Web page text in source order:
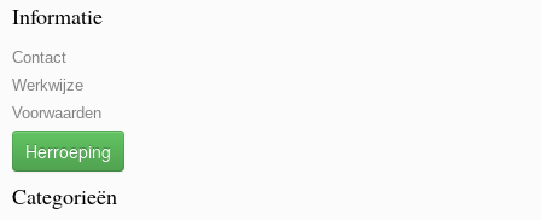
Informatie
Contact
Werkwijze
Voorwaarden
Herroeping
Categorieën